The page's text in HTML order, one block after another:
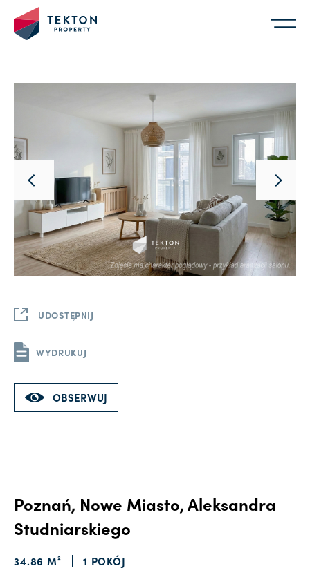
UDOSTĘPNIJ
WYDRUKUJ
OBSERWUJ
Poznań, Nowe Miasto, Aleksandra
Studniarskiego
34.86 M² 1 POKÓJ